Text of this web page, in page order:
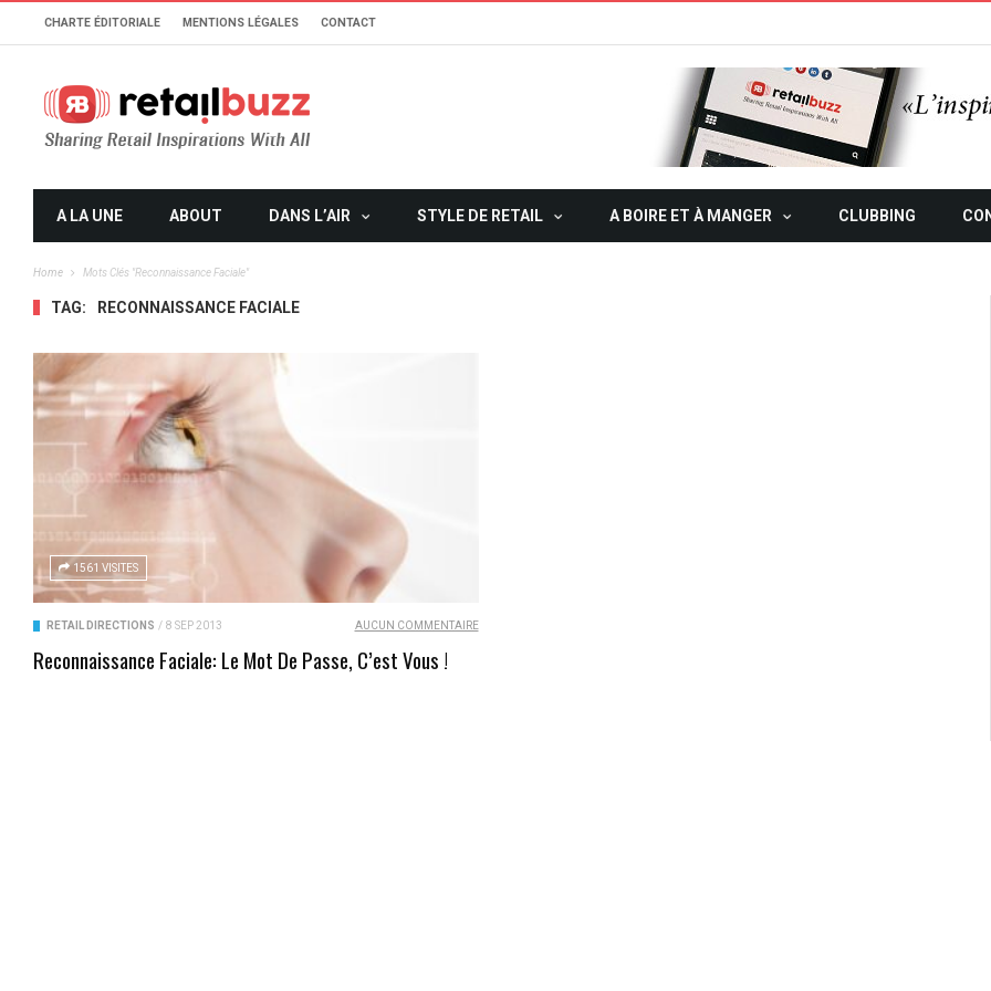
CHARTE ÉDITORIALE MENTIONS LÉGALES CONTACT
A LA UNE ABOUT DANS L’AIR STYLE DE RETAIL A BOIRE ET À MANGER CLUBBING
Home Mots Clés "reconnaissance Faciale"
TAG: RECONNAISSANCE FACIALE
1561 VISITES
RETAIL DIRECTIONS / 8 SEP 2013 AUCUN COMMENTAIRE
Reconnaissance Faciale: Le Mot De Passe, C’est Vous !